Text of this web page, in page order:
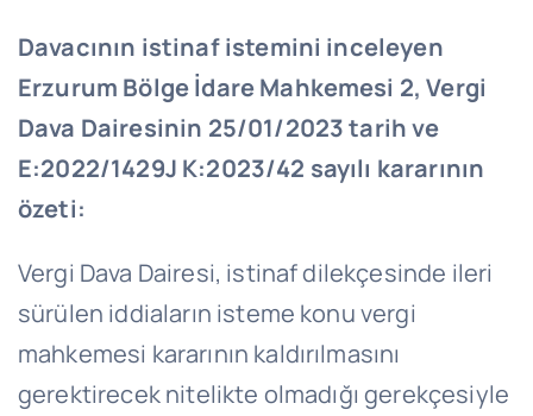
Davacının istinaf istemini inceleyen
Erzurum Bölge İdare Mahkemesi 2, Vergi
Dava Dairesinin 25/01/2023 tarih ve
E:2022/1429J K:2023/42 sayılı kararının
özeti:
Vergi Dava Dairesi, istinaf dilekçesinde ileri
sürülen iddiaların isteme konu vergi
mahkemesi kararının kaldırılmasını
gerektirecek nitelikte olmadığı gerekçesiyle